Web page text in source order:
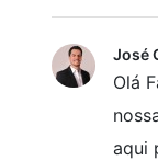
José
Olá
aqui